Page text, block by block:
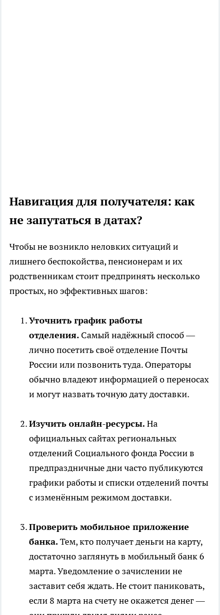
Навигация для получателя: как
не запутаться в датах?
Чтобы не возникло неловких ситуаций и
лишнего беспокойства, пенсионерам и их
родственникам стоит предпринять несколько
простых, но эффективных шагов:
Уточнить график работы
отделения. Самый надёжный способ —
лично посетить своё отделение Почты
России или позвонить туда. Операторы
обычно владеют информацией о переносах
и могут назвать точную дату доставки.
Изучить онлайн-ресурсы.На
официальных сайтах региональных
отделений Социального фонда России в
предпраздничные дни часто публикуются
графики работы и списки отделений почты
с изменённым режимом доставки.
Проверить мобильное приложение
банка.Тем, кто получает деньги на карту,
достаточно заглянуть в мобильный банк 6
марта. Уведомление о зачислении не
заставит себя ждать. Не стоит паниковать,
если 8 марта на счету не окажется денег —